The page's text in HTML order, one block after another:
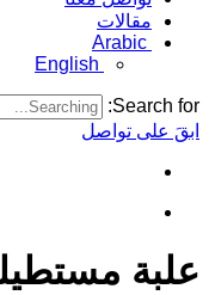
مقالات
Arabic
English
Search for:
ابقَ على تواصل
علبة مستطيلة 500